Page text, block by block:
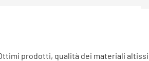
prodotti, qualità dei materiali